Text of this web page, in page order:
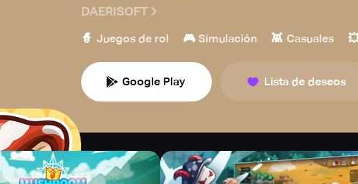
DAERISOFT
🧙 Juegos de rol 🎮 Simulación 👾 Casuales
Google Play Lista de deseos